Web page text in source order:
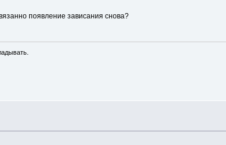
появление зависания снова?